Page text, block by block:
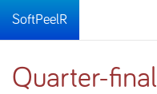
SoftPeelR
Quarter-final